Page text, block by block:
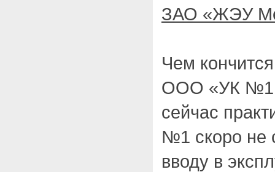
ЗАО «ЖЭУ
Чем
ООО «УК №1
сейчас
№1 скоро не
вводу в